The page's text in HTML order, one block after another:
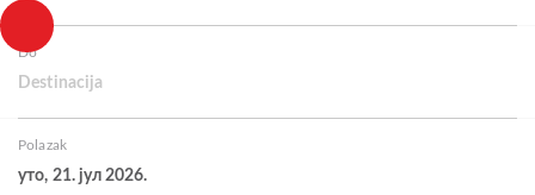
Do
Destinacija
Polazak
уто, 21. јул 2026.